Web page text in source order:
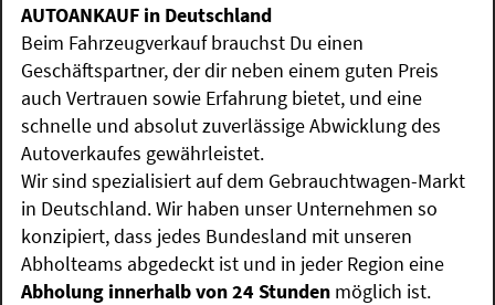
AUTOANKAUF in Deutschland
Beim Fahrzeugverkauf brauchst Du einen
Geschäftspartner, der dir neben einem guten Preis
auch Vertrauen sowie Erfahrung bietet, und eine
schnelle und absolut zuverlässige Abwicklung des
Autoverkaufes gewährleistet.
Wir sind spezialisiert auf dem Gebrauchtwagen-Markt
in Deutschland. Wir haben unser Unternehmen so
konzipiert, dass jedes Bundesland mit unseren
Abholteams abgedeckt ist und in jeder Region eine
Abholung innerhalb von 24 Stunden möglich ist.